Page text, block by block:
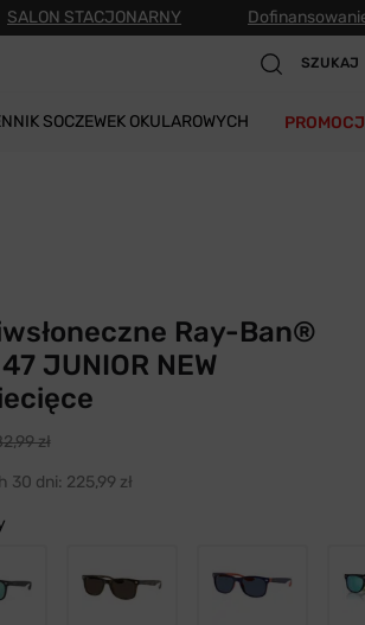
SALON STACJONARNY
SZUKAJ
SOCZEWEK OKULAROWYCH
Ray-Ban®
JUNIOR NEW
zł
30 dni: 225,99 zł